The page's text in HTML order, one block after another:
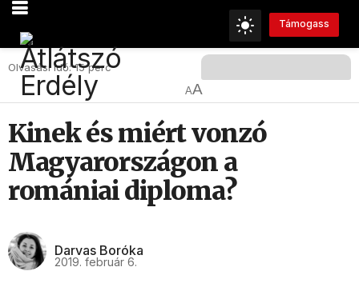
Támogass
Olvasási Idő: 15 perc
AA
Kinek és miért vonzó
Magyarországon a
romániai diploma?
Darvas Boróka
2019. február 6.